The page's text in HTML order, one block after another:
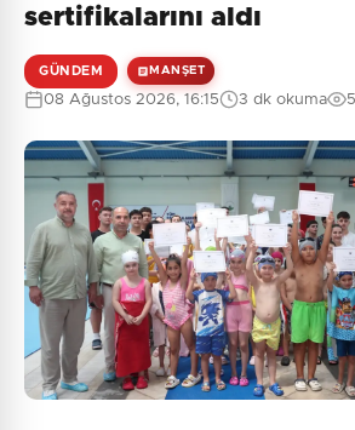
sertifikalarını aldı
GÜNDEM MANŞET
08 Ağustos 2026, 16:15 3 dk okuma